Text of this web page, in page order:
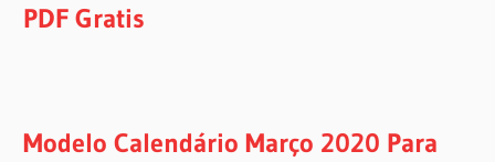
PDF Gratis
Modelo Calendário Março 2020 Para